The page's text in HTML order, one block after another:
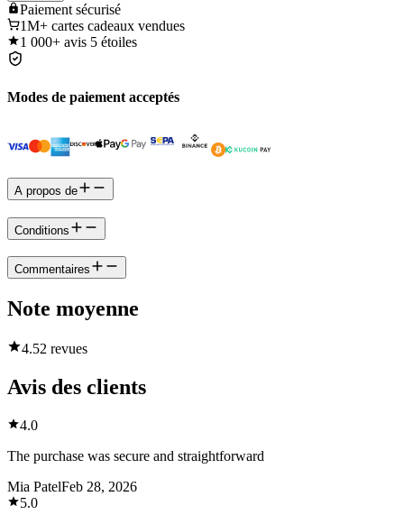
Paiement sécurisé
1M+ cartes cadeaux vendues
1 000+ avis 5 étoiles
Modes de paiement acceptés
A propos de
Conditions
Commentaires
Note moyenne
4.52 revues
Avis des clients
4.0
The purchase was secure and straightforward
Mia PatelFeb 28, 2026
5.0